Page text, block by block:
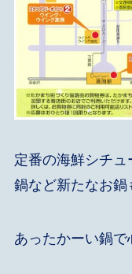
定番の海鮮シチ
鍋など新たなお鍋
あったかーい鍋で